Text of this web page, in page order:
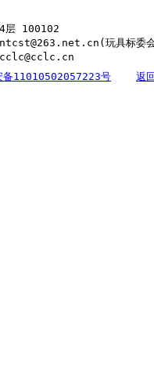
4层 100102
玩具标委
备11010502057223号 返